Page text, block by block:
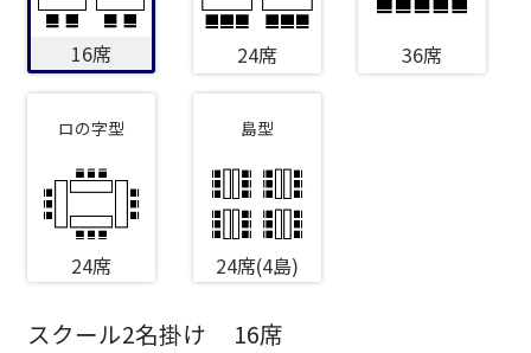
16席 24席 36席
ロの字型
24席
島型
24席(4島)
スクール2名掛け 16席